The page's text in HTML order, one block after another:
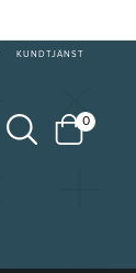
KUNDTJÄNST
0